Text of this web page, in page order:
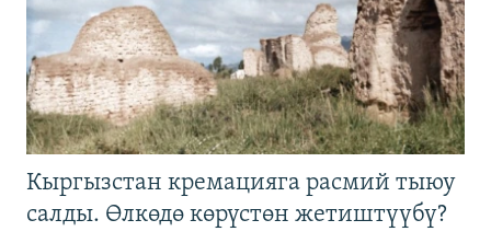
Кыргызстан кремацияга расмий тыюу
салды. Өлкөдө көрүстөн жетиштүүбү?